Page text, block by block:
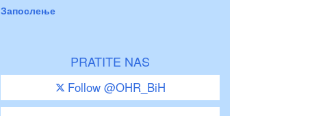
Запослење
PRATITE NAS
Follow @OHR_BiH